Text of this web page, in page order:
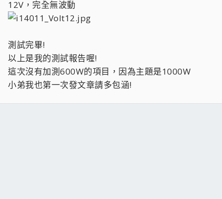
12V，完全無波動
測試完畢!
以上是我的測試報告喔!
這次沒有加測600W的項目，因為主題是1000W
小弟我也第一次發文章請多包涵!